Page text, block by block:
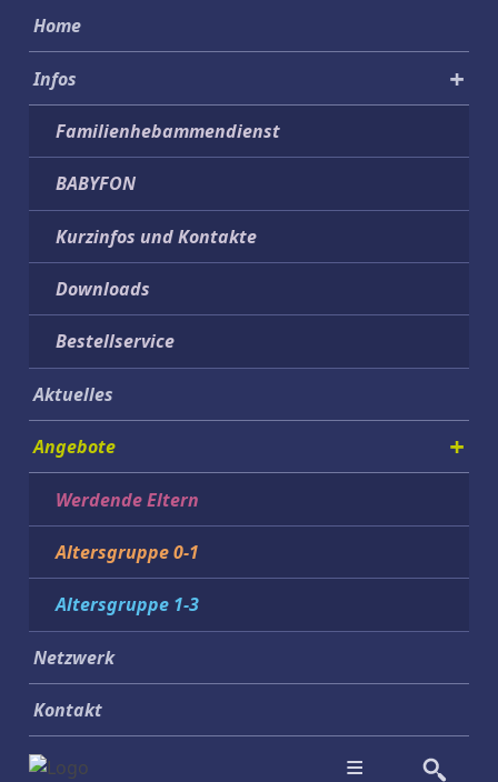
Sprache wechseln
Home
Infos
Familienhebammendienst
BABYFON
Kurzinfos und Kontakte
Downloads
Bestellservice
Aktuelles
Angebote
Werdende Eltern
Altersgruppe 0-1
Altersgruppe 1-3
Netzwerk
Kontakt